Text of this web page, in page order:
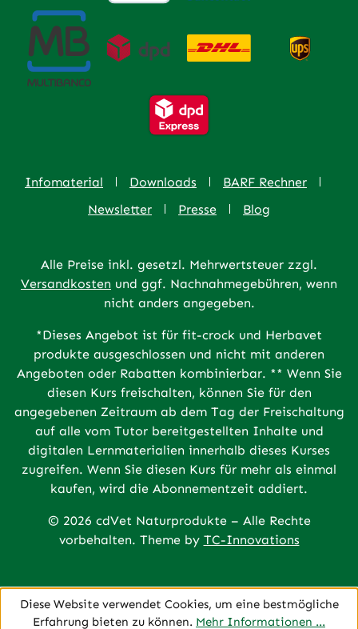
Infomaterial Downloads
BARF Rechner
Newsletter
Presse Blog
Alle Preise inkl. gesetzl. Mehrwertsteuer zzgl.
Versandkosten und ggf. Nachnahmegebühren, wenn
nicht anders angegeben.
*Dieses Angebot ist für fit-crock und Herbavet
produkte ausgeschlossen und nicht mit anderen
Angeboten oder Rabatten kombinierbar. ** Wenn Sie
diesen Kurs freischalten, können Sie für den
angegebenen Zeitraum ab dem Tag der Freischaltung
auf alle vom Tutor bereitgestellten Inhalte und
digitalen Lernmaterialien innerhalb dieses Kurses
zugreifen. Wenn Sie diesen Kurs für mehr als einmal
kaufen, wird die Abonnementzeit addiert.
© 2026 cdVet Naturprodukte – Alle Rechte
vorbehalten. Theme by TC-Innovations
Diese Website verwendet Cookies, um eine bestmögliche
Erfahrung bieten zu können. Mehr Informationen ...